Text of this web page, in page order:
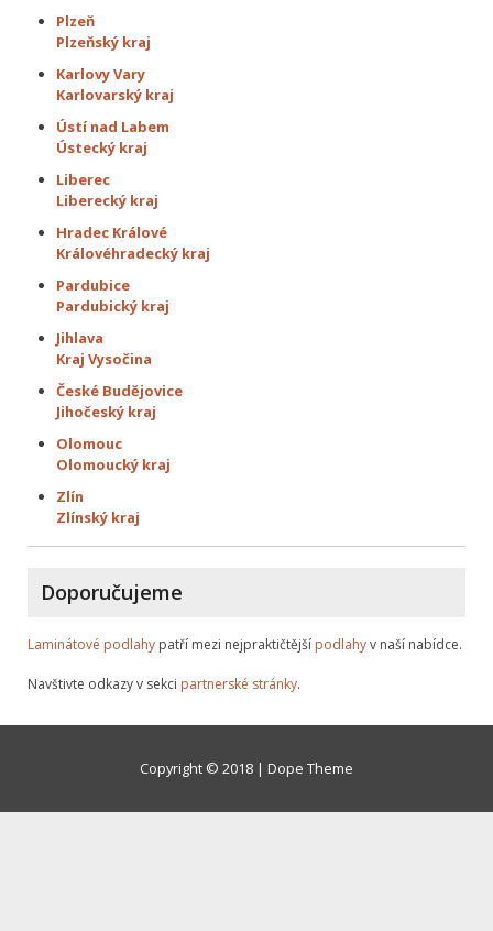
Plzeň
Plzeňský kraj
Karlovy Vary
Karlovarský kraj
Ústí nad Labem
Ústecký kraj
Liberec
Liberecký kraj
Hradec Králové
Královéhradecký kraj
Pardubice
Pardubický kraj
Jihlava
Kraj Vysočina
České Budějovice
Jihočeský kraj
Olomouc
Olomoucký kraj
Zlín
Zlínský kraj
Doporučujeme
Laminátové podlahy patří mezi nejpraktičtější podlahyv naší nabídce.
Navštivte odkazy v sekci partnerské stránky.
Copyright © 2018 | Dope Theme